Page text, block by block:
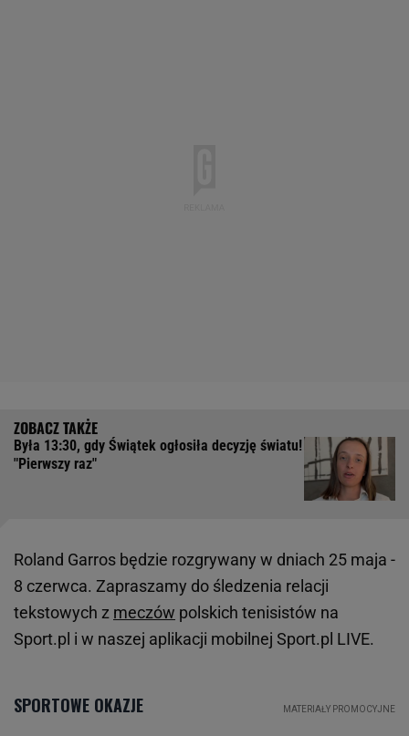
Była 13:30, gdy Świątek ogłosiła decyzję światu!
"Pierwszy raz"
Roland Garros będzie rozgrywany w dniach 25 maja -
8 czerwca. Zapraszamy do śledzenia relacji
tekstowych z meczów polskich tenisistów na
Sport.pl i w naszej aplikacji mobilnej Sport.pl LIVE.